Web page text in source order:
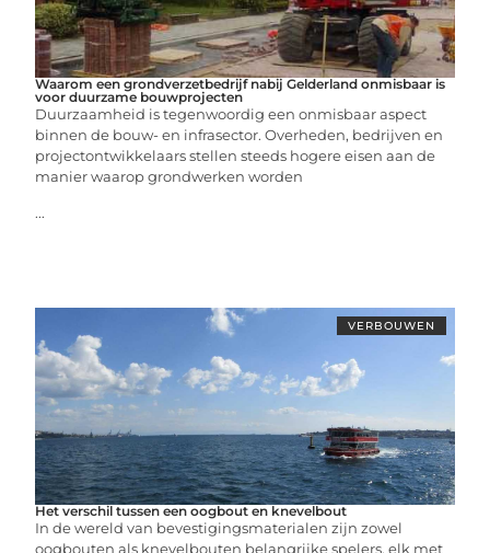
Waarom een grondverzetbedrijf nabij Gelderland onmisbaar is
voor duurzame bouwprojecten
Duurzaamheid is tegenwoordig een onmisbaar aspect
binnen de bouw- en infrasector. Overheden, bedrijven en
projectontwikkelaars stellen steeds hogere eisen aan de
manier waarop grondwerken worden
...
VERBOUWEN
Het verschil tussen een oogbout en knevelbout
In de wereld van bevestigingsmaterialen zijn zowel
oogbouten als knevelbouten belangrijke spelers, elk met